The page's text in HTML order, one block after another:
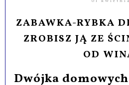
ZABAWKA-RYBKA
ZROBISZ JĄ ZE
OD
Dwójka